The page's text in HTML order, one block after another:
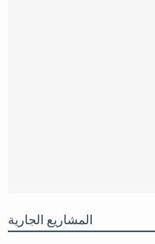
المشاريع الجارية